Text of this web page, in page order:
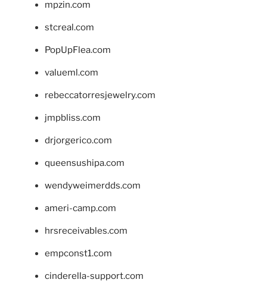
mpzin.com
stcreal.com
PopUpFlea.com
valueml.com
rebeccatorresjewelry.com
jmpbliss.com
drjorgerico.com
queensushipa.com
wendyweimerdds.com
ameri-camp.com
hrsreceivables.com
empconst1.com
cinderella-support.com